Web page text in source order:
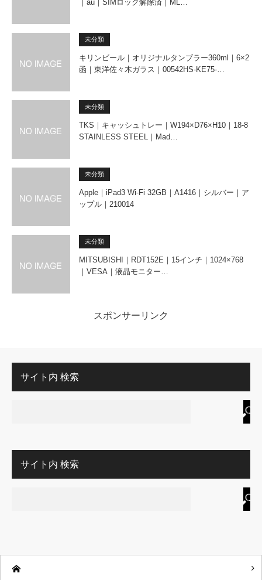
｜au｜SIMロック解除済｜ML…
未分類
キリンビール｜オリジナルタンブラー360ml｜6×2
函｜東洋佐々木ガラス｜00542HS-KE75-…
未分類
TKS｜キャッシュトレー｜W194×D76×H10｜18-8
STAINLESS STEEL｜Mad…
未分類
Apple｜iPad3 Wi-Fi 32GB｜A1416｜シルバー｜ア
ップル｜210014
未分類
MITSUBISHI｜RDT152E｜15インチ｜1024×768
｜VESA｜液晶モニター…
スポンサーリンク
サイト内 検索
サイト内 検索